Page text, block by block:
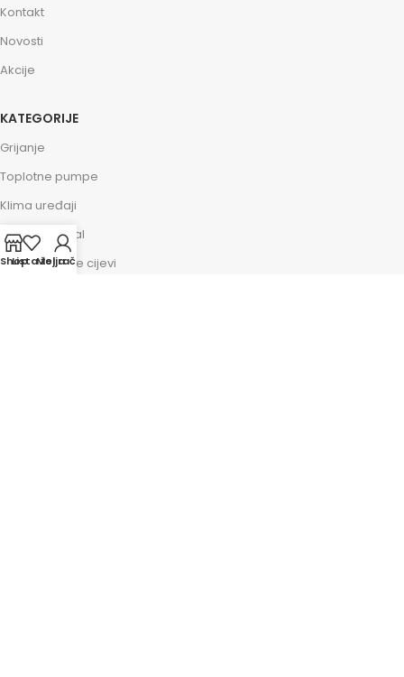
Kontakt
Novosti
Akcije
KATEGORIJE
Grijanje
Toplotne pumpe
Klima uređaji
Vodomaterijal
Kanalizacione cijevi
ShopLista želja
Moj račun